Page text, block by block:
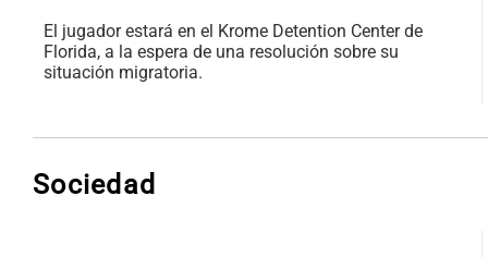
El jugador estará en el Krome Detention Center de
Florida, a la espera de una resolución sobre su
situación migratoria.
Sociedad